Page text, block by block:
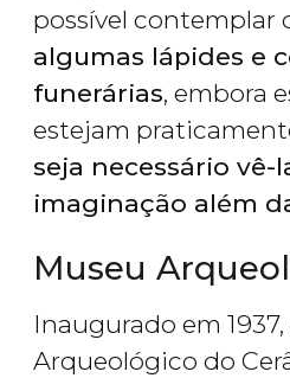
possível contemplar
algumas lápides e
funerárias, embora
estejam
seja necessário vê-
imaginação além
Museu
Inaugurado em
Arqueológico do